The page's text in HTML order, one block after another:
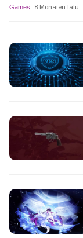
Games 8 Monaten lalu